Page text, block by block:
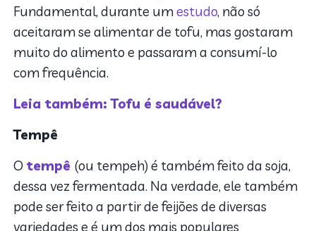
Fundamental, durante umestudo, não só
aceitaram se alimentar de tofu, mas gostaram
muito do alimento e passaram a consumí-lo
com frequência.
Leia também: Tofu é saudável?
Tempê
O tempê (ou tempeh) é também feito da soja,
dessa vez fermentada. Na verdade, ele também
pode ser feito a partir de feijões de diversas
variedades e é um dos mais populares